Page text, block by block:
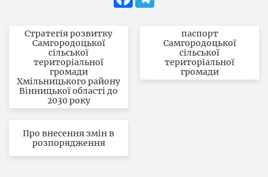
Стратегія розвитку
Самгородоцької
сільської
територіальної
громади
Хмільницького району
Вінницької області до
2030 року
паспорт
Самгородоцької
сільської
територіальної
громади
Про внесення змін в
розпорядження